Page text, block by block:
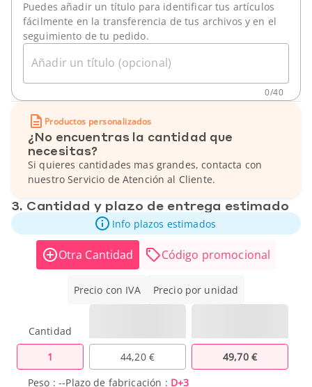
Puedes añadir un título para identificar tus artículos
fácilmente en la transferencia de tus archivos y en el
seguimiento de tu pedido.
Añadir un título (opcional)
0/40
Productos personalizados
¿No encuentras la cantidad que
necesitas?
Si quieres cantidades mas grandes, contacta con
nuestro Servicio de Atención al Cliente.
3. Cantidad y plazo de entrega estimado
Info plazos estimados
Otra Cantidad Código promocional
Precio con IVA Precio por unidad
Cantidad
1
44,20 €
49,70 €
Peso :--Plazo de fabricación : D+3